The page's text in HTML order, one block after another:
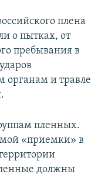
плена
о пытках, от
пребывания в
органам и травле
пленных.
«приемки» в
должны